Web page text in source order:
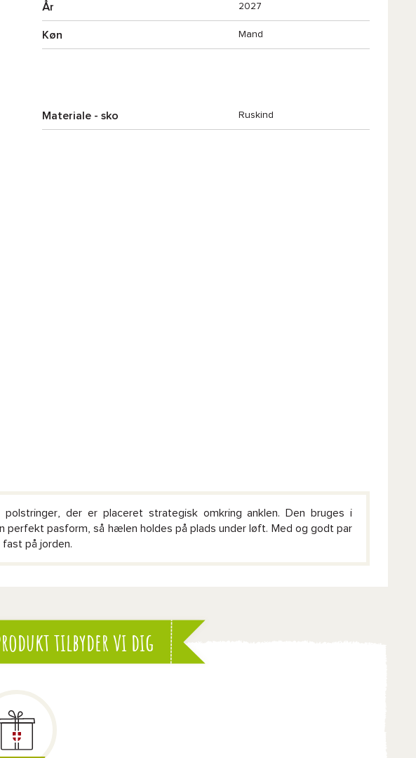
År 2027
Køn Mand
Materiale - sko Ruskind
der er placeret strategisk omkring anklen. Den bruges i
perfekt pasform, så hælen holdes på plads under løft. Med og godt par
på jorden.
tilbyder vi dig